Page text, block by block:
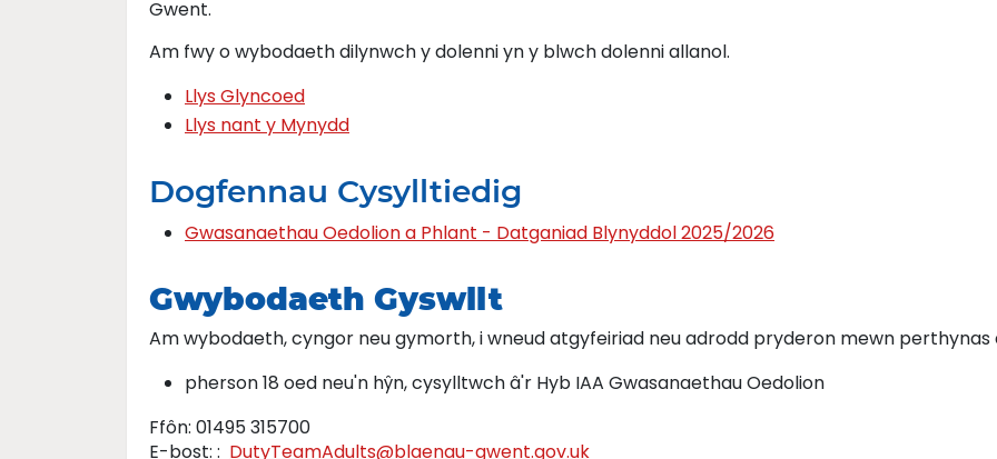
Gwent.
Am fwy o wybodaeth dilynwch y dolenni yn y blwch dolenni allanol.
Llys Glyncoed
Llys nant y Mynydd
Dogfennau Cysylltiedig
Gwasanaethau Oedolion a Phlant - Datganiad Blynyddol 2025/2026
Gwybodaeth Gyswllt
Am wybodaeth, cyngor neu gymorth, i wneud atgyfeiriad neu adrodd pryderon mewn perthynas
pherson 18 oed neu'n hŷn, cysylltwch â'r Hyb IAA Gwasanaethau Oedolion
Ffôn: 01495 315700
E-bost: : DutyTeamAdults@blaenau-gwent.gov.uk